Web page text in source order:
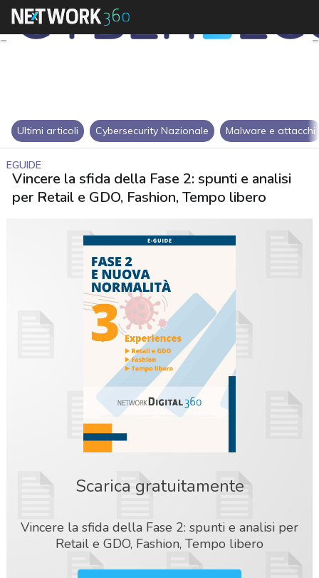
Ultimi articoli Cybersecurity Nazionale Malware e attacchi
EGUIDE
Vincere la sfida della Fase 2: spunti e analisi
per Retail e GDO, Fashion, Tempo libero
Scarica gratuitamente
Vincere la sfida della Fase 2: spunti e analisi per
Retail e GDO, Fashion, Tempo libero